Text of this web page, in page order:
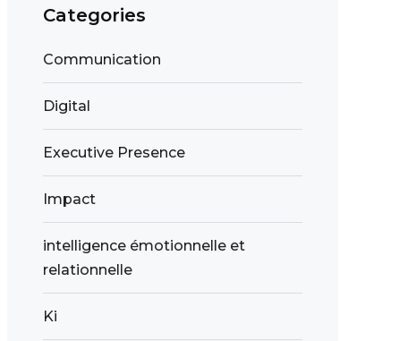
Categories
Communication
Digital
Executive Presence
Impact
intelligence émotionnelle et
relationnelle
Ki